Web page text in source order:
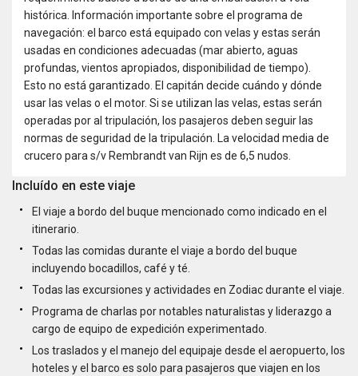
histórica. Información importante sobre el programa de
navegación: el barco está equipado con velas y estas serán
usadas en condiciones adecuadas (mar abierto, aguas
profundas, vientos apropiados, disponibilidad de tiempo).
Esto no está garantizado. El capitán decide cuándo y dónde
usar las velas o el motor. Si se utilizan las velas, estas serán
operadas por al tripulación, los pasajeros deben seguir las
normas de seguridad de la tripulación. La velocidad media de
crucero para s/v Rembrandt van Rijn es de 6,5 nudos.
Incluído en este viaje
El viaje a bordo del buque mencionado como indicado en el
itinerario.
Todas las comidas durante el viaje a bordo del buque
incluyendo bocadillos, café y té.
Todas las excursiones y actividades en Zodiac durante el viaje.
Programa de charlas por notables naturalistas y liderazgo a
cargo de equipo de expedición experimentado.
Los traslados y el manejo del equipaje desde el aeropuerto, los
hoteles y el barco es solo para pasajeros que viajen en los